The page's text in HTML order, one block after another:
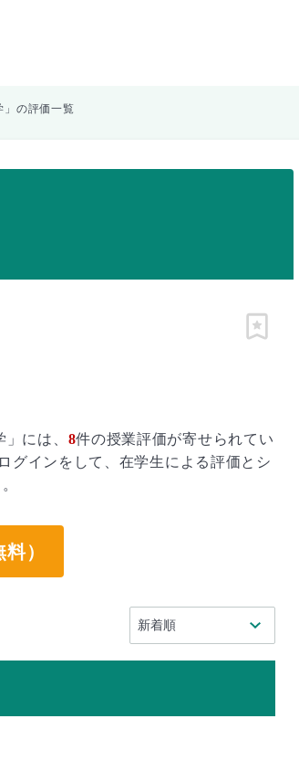
」の評価一覧
ピン留め
には、 8件の授業評価が寄せられてい
グインをして、在学生による評価とシ
）